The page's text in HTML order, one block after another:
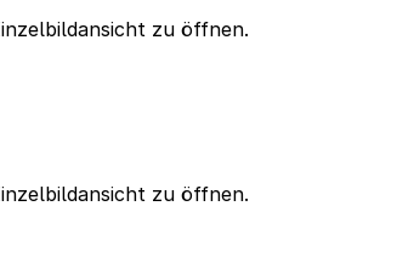
zu öffnen.
zu öffnen.